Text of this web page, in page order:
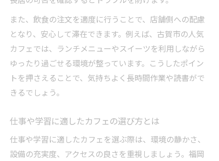
また、飲食の注文を適度に行うことで、店舗側への配慮
となり、安心して滞在できます。例えば、古賀市の人気
カフェでは、ランチメニューやスイーツを利用しながら
ゆったり過ごせる環境が整っています。こうしたポイン
トを押さえることで、気持ちよく長時間作業や読書がで
きるでしょう。
仕事や学習に適したカフェの選び方とは
仕事や学習に適したカフェを選ぶ際は、環境の静かさ、
設備の充実度、アクセスの良さを重視しましょう。福岡